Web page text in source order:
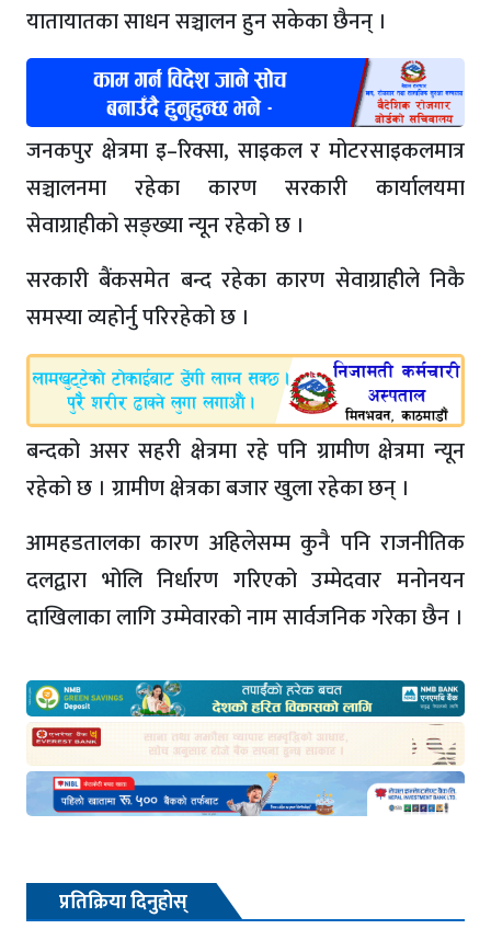
यातायातका साधन सञ्चालन हुन सकेका छैनन् ।
जनकपुर क्षेत्रमा इ–रिक्सा, साइकल र मोटरसाइकलमात्र
सञ्चालनमा रहेका कारण सरकारी कार्यालयमा
सेवाग्राहीको सङ्ख्या न्यून रहेको छ ।
सरकारी बैंकसमेत बन्द रहेका कारण सेवाग्राहीले निकै
समस्या व्यहोर्नु परिरहेको छ ।
बन्दको असर सहरी क्षेत्रमा रहे पनि ग्रामीण क्षेत्रमा न्यून
रहेको छ । ग्रामीण क्षेत्रका बजार खुला रहेका छन् ।
आमहडतालका कारण अहिलेसम्म कुनै पनि राजनीतिक
दलद्वारा भोलि निर्धारण गरिएको उम्मेदवार मनोनयन
दाखिलाका लागि उम्मेवारको नाम सार्वजनिक गरेका छैन ।
प्रतिक्रिया दिनुहोस्